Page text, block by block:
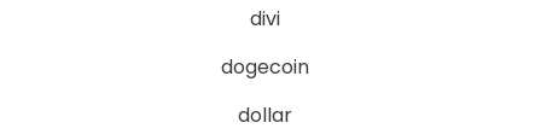
divi
dogecoin
dollar